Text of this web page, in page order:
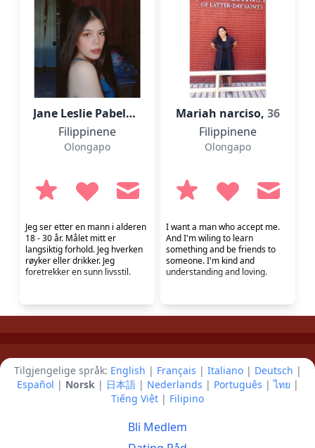
Jane Leslie Pabeloni,
Filippinene
Olongapo
Jeg ser etter en mann i alderen
18 - 30 år. Målet mitt er
langsiktig forhold. Jeg hverken
røyker eller drikker. Jeg
foretrekker en sunn livsstil.
Mariah narciso, 36
Filippinene
Olongapo
I want a man who accept me.
And I'm wiling to learn
something and be friends to
someone. I'm kind and
understanding and loving.
Tilgjengelige språk: English | Français | Italiano| Deutsch |
Español | Norsk| 日本語| Nederlands | Português |ไทย |
Tiếng Việt | Filipino
Bli Medlem